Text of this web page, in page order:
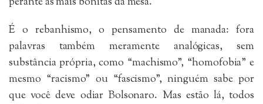
É o rebanhismo, o pensamento de manada: fora
palavras também meramente analógicas, sem
substância própria, como “machismo”, “homofobia” e
mesmo “racismo” ou “fascismo”, ninguém sabe por
que você deve odiar Bolsonaro. Mas estão lá, todos